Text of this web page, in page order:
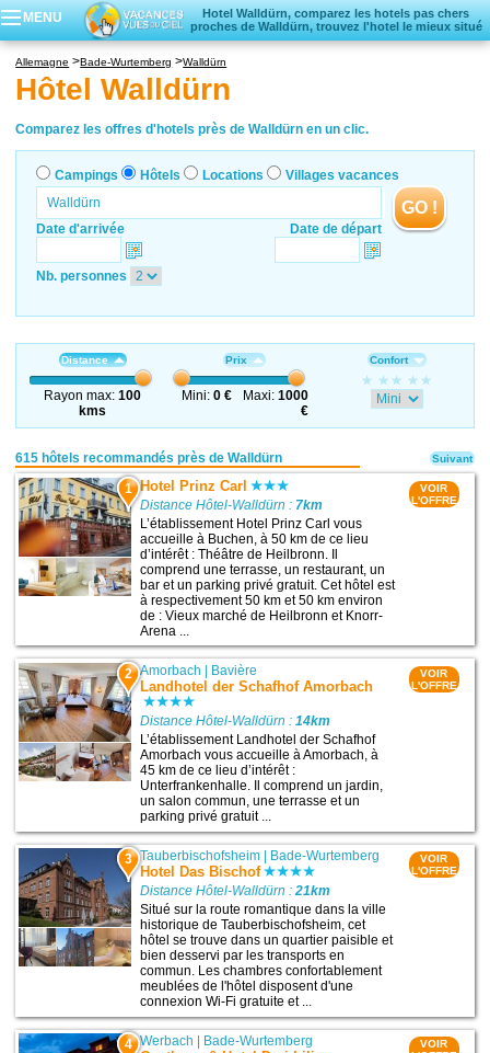
MENU
Hotel Walldürn, comparez les hotels pas chers
proches de Walldürn, trouvez l'hotel le mieux situé
Locations vacances
Villages vacances
Allemagne Bade-Wurtemberg Walldürn
Hôtel Walldürn
Comparez les offres d'hotels près de Walldürn en un clic.
Campings Hôtels Locations Villages vacances
Date d'arrivée Date de départ
GO !
Nb. personnes
Distance
Rayon max:100
kms
Prix
Mini: 0 € Maxi:1000
€
Confort
615 hôtels recommandés près de Walldürn
1 Hotel Prinz Carl
Distance Hôtel-Walldürn : 7km
L’établissement Hotel Prinz Carl vous
accueille à Buchen, à 50 km de ce lieu
d’intérêt : Théâtre de Heilbronn. Il
comprend une terrasse, un restaurant, un
bar et un parking privé gratuit. Cet hôtel est
à respectivement 50 km et 50 km environ
de : Vieux marché de Heilbronn et Knorr-
Arena ...
VOIR
L'OFFRE
2 Amorbach Bavière
Landhotel der Schafhof Amorbach
Distance Hôtel-Walldürn :14km
L’établissement Landhotel der Schafhof
Amorbach vous accueille à Amorbach, à
45 km de ce lieu d’intérêt :
Unterfrankenhalle. Il comprend un jardin,
un salon commun, une terrasse et un
parking privé gratuit ...
VOIR
L'OFFRE
3 Tauberbischofsheim Bade-Wurtemberg
Hotel Das Bischof
Distance Hôtel-Walldürn :21km
Situé sur la route romantique dans la ville
historique de Tauberbischofsheim, cet
hôtel se trouve dans un quartier paisible et
bien desservi par les transports en
commun. Les chambres confortablement
meublées de l'hôtel disposent d'une
connexion Wi-Fi gratuite et ...
VOIR
L'OFFRE
4 Werbach Bade-Wurtemberg
VOIR
Suivant